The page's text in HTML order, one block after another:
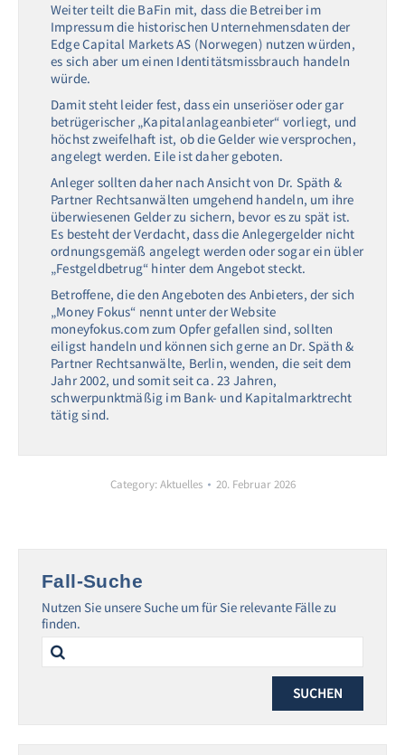
Weiter teilt die BaFin mit, dass die Betreiber im
Impressum die historischen Unternehmensdaten der
Edge Capital Markets AS (Norwegen) nutzen würden,
es sich aber um einen Identitätsmissbrauch handeln
würde.
Damit steht leider fest, dass ein unseriöser oder gar
betrügerischer „Kapitalanlageanbieter“ vorliegt, und
höchst zweifelhaft ist, ob die Gelder wie versprochen,
angelegt werden. Eile ist daher geboten.
Anleger sollten daher nach Ansicht von Dr. Späth &
Partner Rechtsanwälten umgehend handeln, um ihre
überwiesenen Gelder zu sichern, bevor es zu spät ist.
Es besteht der Verdacht, dass die Anlegergelder nicht
ordnungsgemäß angelegt werden oder sogar ein übler
„Festgeldbetrug“ hinter dem Angebot steckt.
Betroffene, die den Angeboten des Anbieters, der sich
„Money Fokus“ nennt unter der Website
moneyfokus.com zum Opfer gefallen sind, sollten
eiligst handeln und können sich gerne an Dr. Späth &
Partner Rechtsanwälte, Berlin, wenden, die seit dem
Jahr 2002, und somit seit ca. 23 Jahren,
schwerpunktmäßig im Bank- und Kapitalmarktrecht
tätig sind.
Category:Aktuelles 20. Februar 2026
Fall-Suche
Nutzen Sie unsere Suche um für Sie relevante Fälle zu
finden.
Search
for: